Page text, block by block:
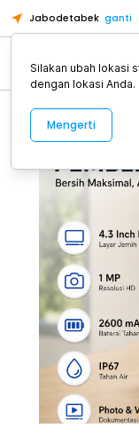
Jabodetabek ganti
Alat Kopi
Silakan ubah lokasi
dengan lokasi Anda.
Mengerti